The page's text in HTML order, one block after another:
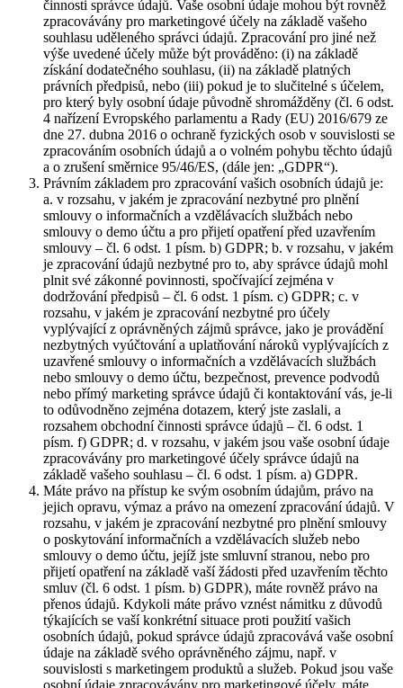
činnosti správce údajů. Vaše osobní údaje mohou být rovněž
zpracovávány pro marketingové účely na základě vašeho
souhlasu uděleného správci údajů. Zpracování pro jiné než
výše uvedené účely může být prováděno: (i) na základě
získání dodatečného souhlasu, (ii) na základě platných
právních předpisů, nebo (iii) pokud je to slučitelné s účelem,
pro který byly osobní údaje původně shromážděny (čl. 6 odst.
4 nařízení Evropského parlamentu a Rady (EU) 2016/679 ze
dne 27. dubna 2016 o ochraně fyzických osob v souvislosti se
zpracováním osobních údajů a o volném pohybu těchto údajů
a o zrušení směrnice 95/46/ES, (dále jen: „GDPR“).
Právním základem pro zpracování vašich osobních údajů je:
a. v rozsahu, v jakém je zpracování nezbytné pro plnění
smlouvy o informačních a vzdělávacích službách nebo
smlouvy o demo účtu a pro přijetí opatření před uzavřením
smlouvy – čl. 6 odst. 1 písm. b) GDPR; b. v rozsahu, v jakém
je zpracování údajů nezbytné pro to, aby správce údajů mohl
plnit své zákonné povinnosti, spočívající zejména v
dodržování předpisů – čl. 6 odst. 1 písm. c) GDPR; c. v
rozsahu, v jakém je zpracování nezbytné pro účely
vyplývající z oprávněných zájmů správce, jako je provádění
nezbytných vyúčtování a uplatňování nároků vyplývajících z
uzavřené smlouvy o informačních a vzdělávacích službách
nebo smlouvy o demo účtu, bezpečnost, prevence podvodů
nebo přímý marketing správce údajů či kontaktování vás, je-li
to odůvodněno zejména dotazem, který jste zaslali, a
rozsahem obchodní činnosti správce údajů – čl. 6 odst. 1
písm. f) GDPR; d. v rozsahu, v jakém jsou vaše osobní údaje
zpracovávány pro marketingové účely správce údajů na
základě vašeho souhlasu – čl. 6 odst. 1 písm. a) GDPR.
Máte právo na přístup ke svým osobním údajům, právo na
jejich opravu, výmaz a právo na omezení zpracování údajů. V
rozsahu, v jakém je zpracování nezbytné pro plnění smlouvy
o poskytování informačních a vzdělávacích služeb nebo
smlouvy o demo účtu, jejíž jste smluvní stranou, nebo pro
přijetí opatření na základě vaší žádosti před uzavřením těchto
smluv (čl. 6 odst. 1 písm. b) GDPR), máte rovněž právo na
přenos údajů. Kdykoli máte právo vznést námitku z důvodů
týkajících se vaší konkrétní situace proti použití vašich
osobních údajů, pokud správce údajů zpracovává vaše osobní
údaje na základě svého oprávněného zájmu, např. v
souvislosti s marketingem produktů a služeb. Pokud jsou vaše
osobní údaje zpracovávány pro marketingové účely, máte